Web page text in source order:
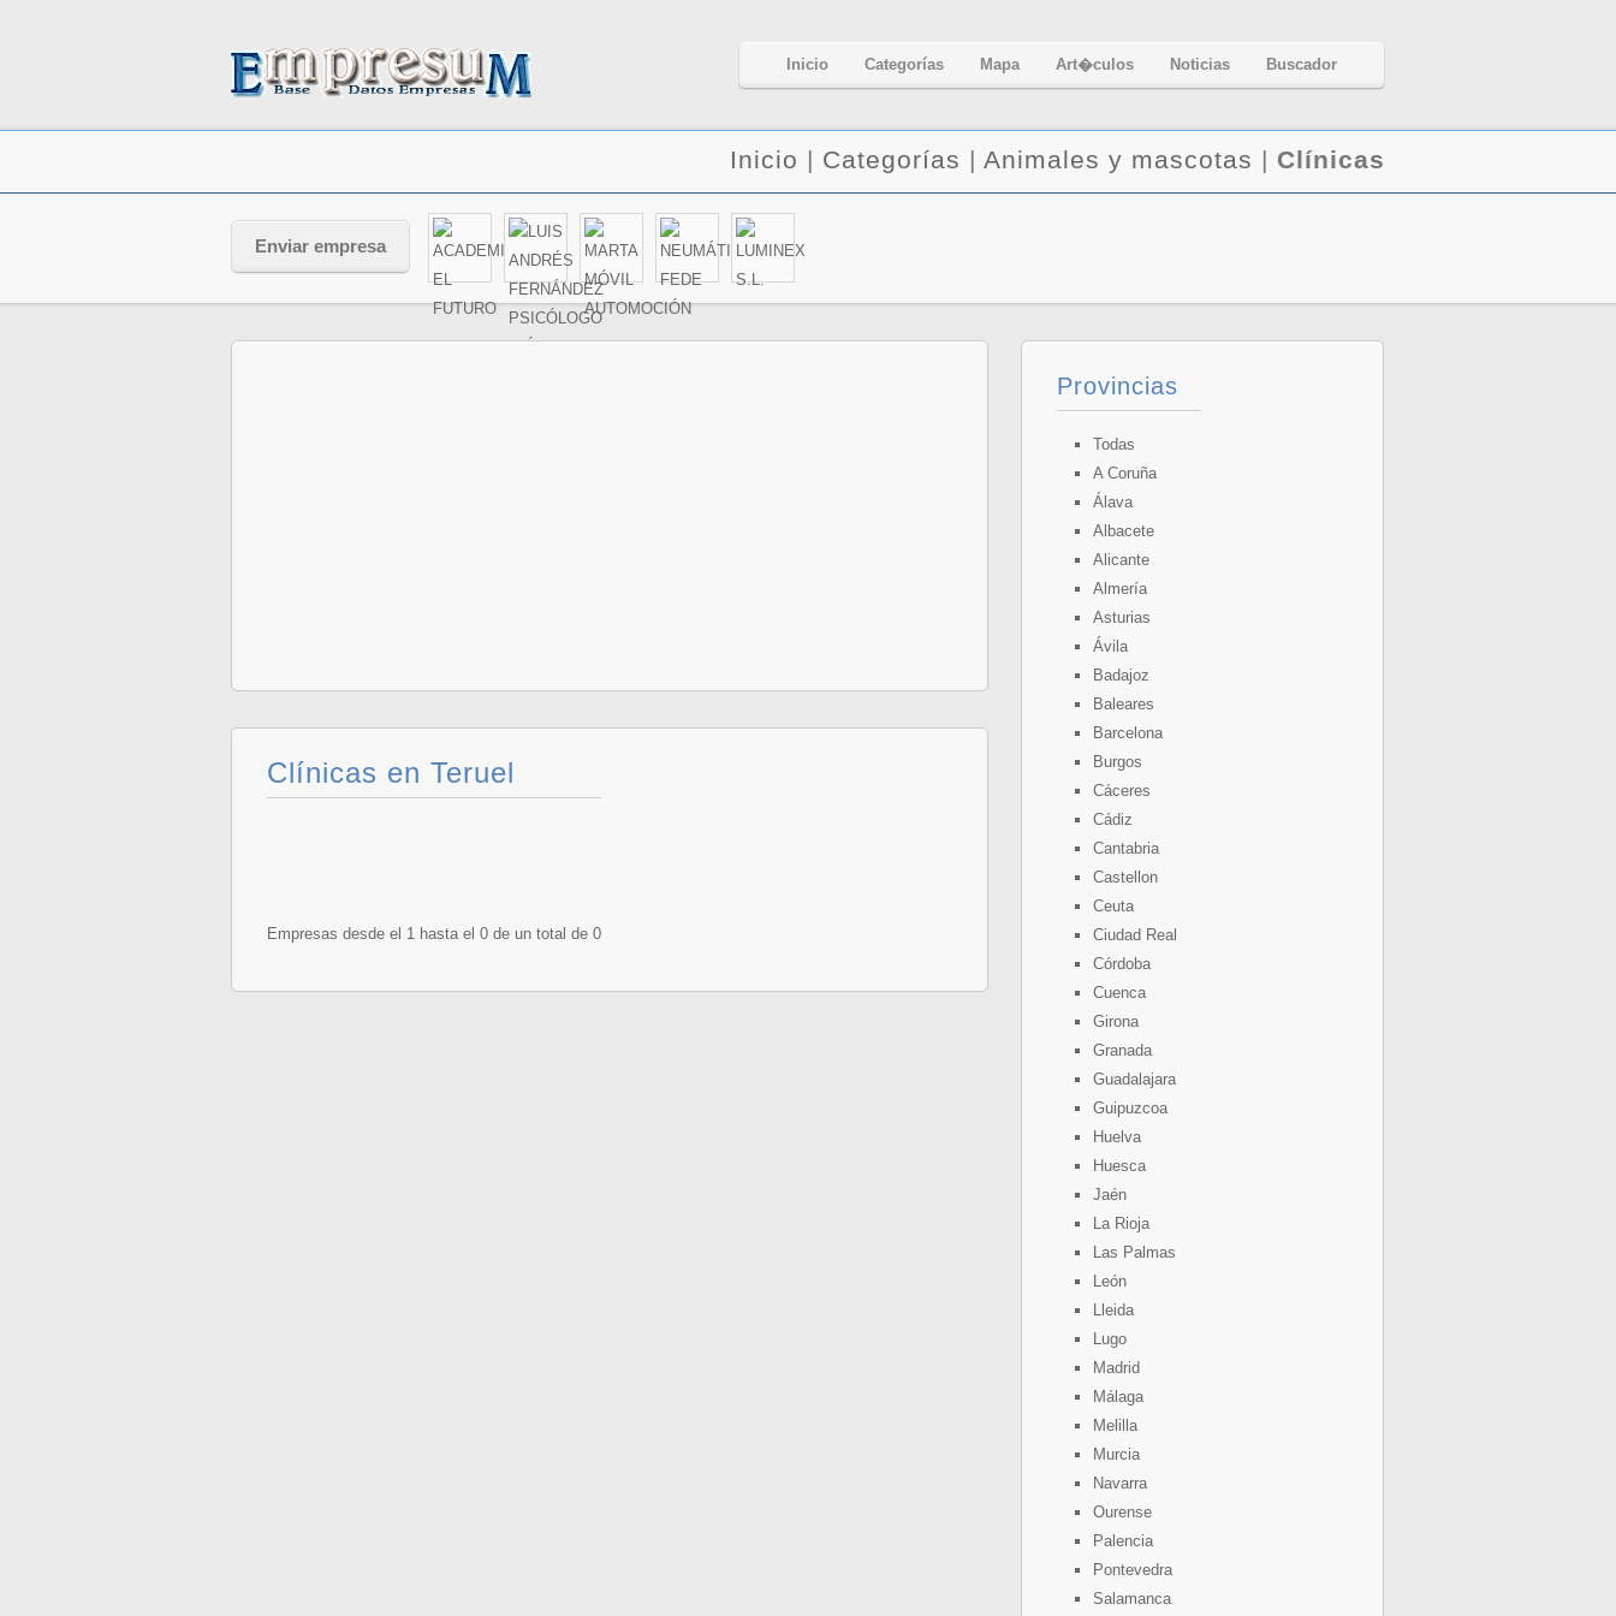
Inicio Categorías Mapa Art�culos Noticias Buscador
Inicio | Categorías | Animales y mascotas | Clínicas
Enviar empresa
Clínicas en Teruel
Empresas desde el 1 hasta el 0 de un total de 0
Provincias
Todas
A Coruña
Álava
Albacete
Alicante
Almería
Asturias
Ávila
Badajoz
Baleares
Barcelona
Burgos
Cáceres
Cádiz
Cantabria
Castellon
Ceuta
Ciudad Real
Córdoba
Cuenca
Girona
Granada
Guadalajara
Guipuzcoa
Huelva
Huesca
Jaén
La Rioja
Las Palmas
León
Lleida
Lugo
Madrid
Málaga
Melilla
Murcia
Navarra
Ourense
Palencia
Pontevedra
Salamanca